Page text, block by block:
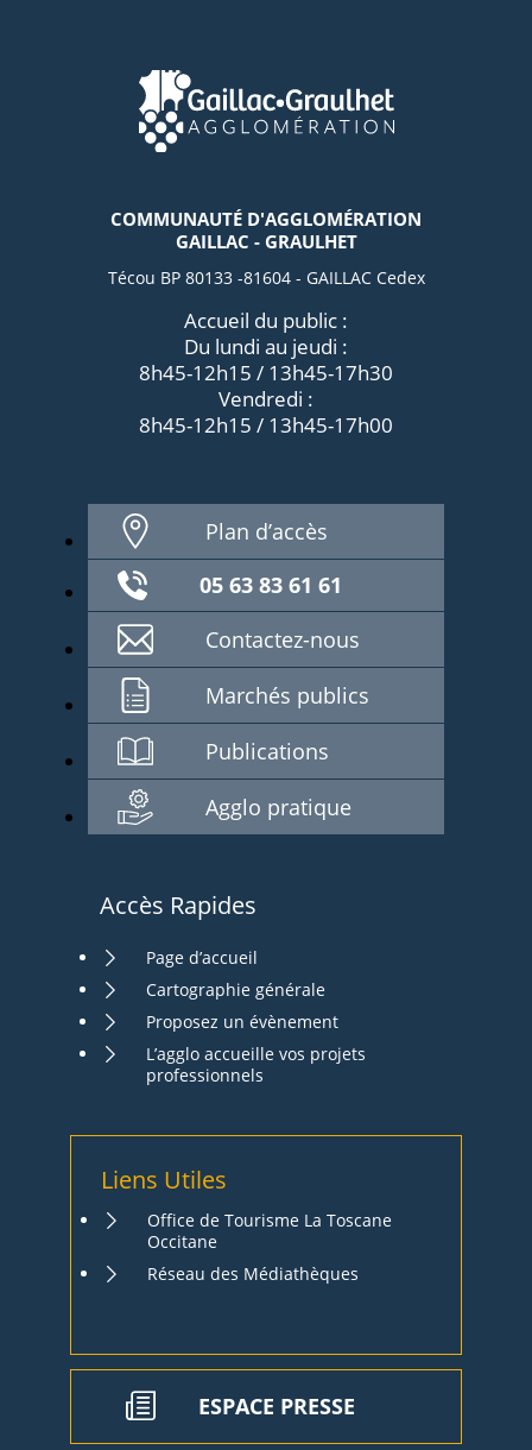
COMMUNAUTÉ D'AGGLOMÉRATION
GAILLAC - GRAULHET
Técou BP 80133 -81604 - GAILLAC Cedex
Accueil du public :
Du lundi au jeudi :
8h45-12h15 / 13h45-17h30
Vendredi :
8h45-12h15 / 13h45-17h00
Plan d’accès
05 63 83 61 61
Contactez-nous
Marchés publics
Publications
Agglo pratique
Accès Rapides
Page d’accueil
Cartographie générale
Proposez un évènement
L’agglo accueille vos projets
professionnels
Liens Utiles
Office de Tourisme La Toscane
Occitane
Réseau des Médiathèques
ESPACE PRESSE